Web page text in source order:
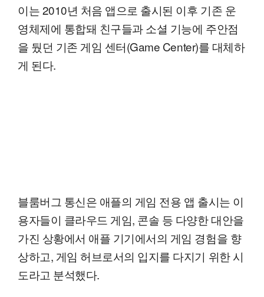
이는 2010년 처음 앱으로 출시된 이후 기존 운
영체제에 통합돼 친구들과 소셜 기능에 주안점
을 뒀던 기존 게임 센터(Game Center)를 대체하
게 된다.
블룸버그 통신은 애플의 게임 전용 앱 출시는 이
용자들이 클라우드 게임, 콘솔 등 다양한 대안을
가진 상황에서 애플 기기에서의 게임 경험을 향
상하고, 게임 허브로서의 입지를 다지기 위한 시
도라고 분석했다.